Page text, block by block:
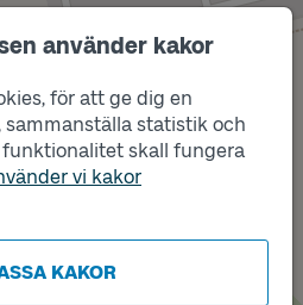
använder kakor
för att ge dig en
statistik och
skall fungera
vi kakor
KAKOR
Läge